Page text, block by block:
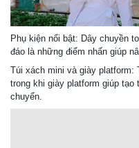
Phụ kiện nổi bật: Dây chuyền
đáo là những điểm nhấn giúp
Túi xách mini và giày
trong khi giày platform giúp
chuyển.